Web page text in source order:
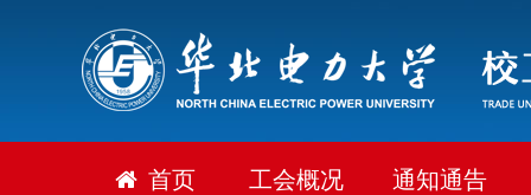
首页 工会概况 通知通告